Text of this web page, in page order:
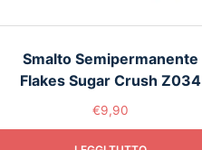
Smalto Semipermanente
Flakes Sugar Crush Z034
€9,90